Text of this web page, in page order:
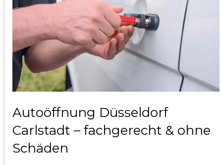
Autoöffnung Düsseldorf
Carlstadt – fachgerecht & ohne
Schäden